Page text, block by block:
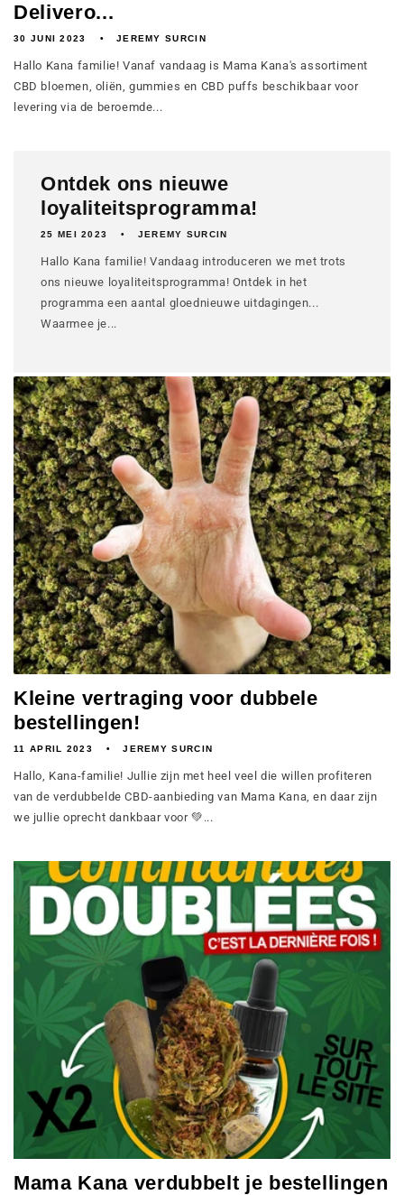
Delivero...
30 JUNI 2023 JEREMY SURCIN
Hallo Kana familie! Vanaf vandaag is Mama Kana's assortiment
CBD bloemen, oliën, gummies en CBD puffs beschikbaar voor
levering via de beroemde...
Ontdek ons nieuwe
loyaliteitsprogramma!
25 MEI 2023 JEREMY SURCIN
Hallo Kana familie! Vandaag introduceren we met trots
ons nieuwe loyaliteitsprogramma! Ontdek in het
programma een aantal gloednieuwe uitdagingen...
Waarmee je...
Kleine vertraging voor dubbele
bestellingen!
11 APRIL 2023 JEREMY SURCIN
Hallo, Kana-familie! Jullie zijn met heel veel die willen profiteren
van de verdubbelde CBD-aanbieding van Mama Kana, en daar zijn
we jullie oprecht dankbaar voor 💚...
Mama Kana verdubbelt je bestellingen